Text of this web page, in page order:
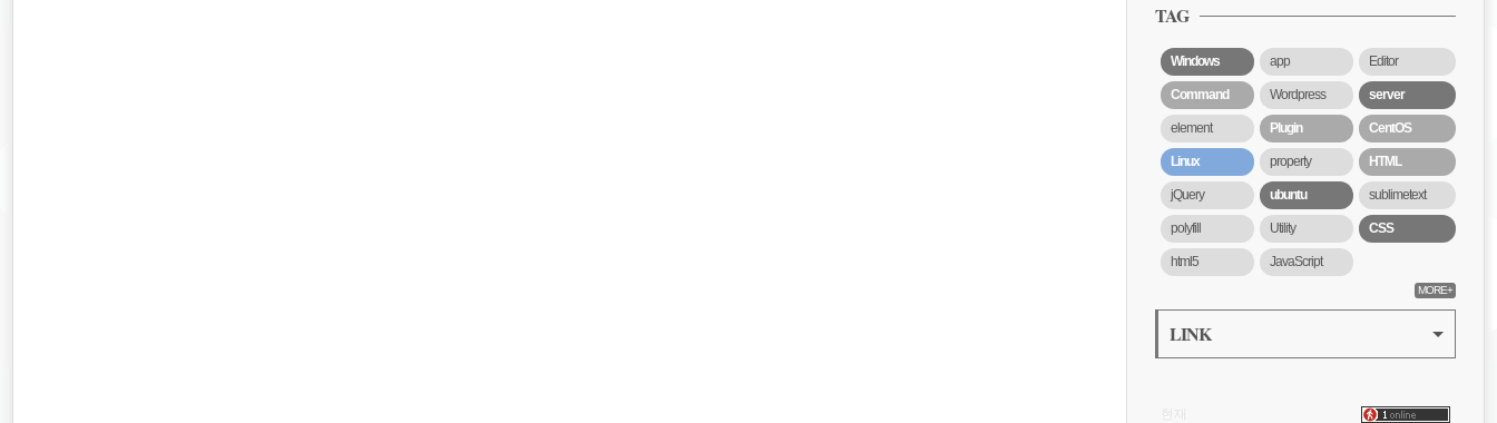
근
글
TAG
Windows app Editor
Command Wordpress server
element Plugin CentOS
Linux property HTML
jQuery ubuntu sublimetext
polyfill Utility CSS
html5 JavaScript
MORE+
LINK
현재